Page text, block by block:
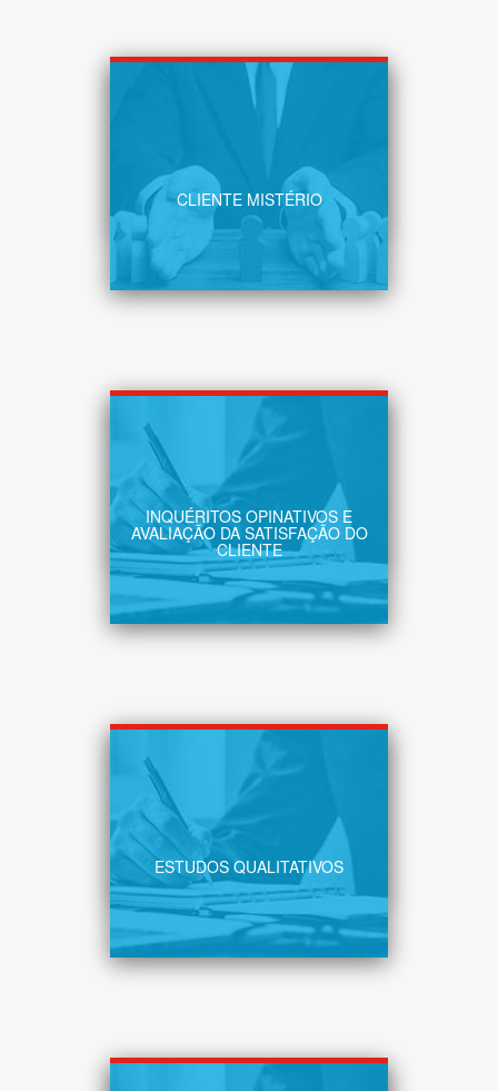
CLIENTE MISTÉRIO
Conhecer, analisar, melhorar,
SABER MAIS
INQUÉRITOS OPINATIVOS E
AVALIAÇÃO DA SATISFAÇÃO DO
CLIENTE
Conheça a sua realidade,
melhore o desempenho
SABER MAIS
ESTUDOS QUALITATIVOS
A experiência do Cliente é um
fator diferenciador essencial.
SABER MAIS